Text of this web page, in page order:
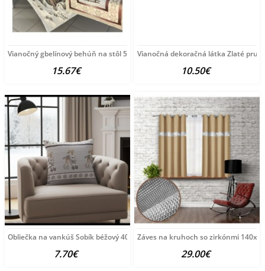
Vianočný gbelínový behúň na stôl 50x40 cm Chenille
15.67€
Vianočná dekoračná látka Zlaté
10.50€
Obliečka na vankúš Sobík béžový 40x40 cm Made in
7.70€
Záves na kruhoch so zirkónmi
29.00€